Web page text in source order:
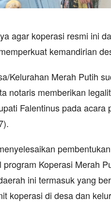
agar koperasi resmi ini
kemandirian
Kelurahan Merah Putih
notaris memberikan
Falentinus pada acara
Koperasi Merah
ini termasuk yang
koperasi di desa dan